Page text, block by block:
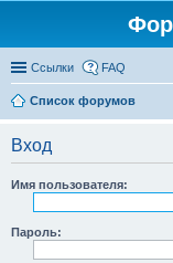
Ссылки FAQ
Список форумов
Вход
Имя пользователя:
Пароль: